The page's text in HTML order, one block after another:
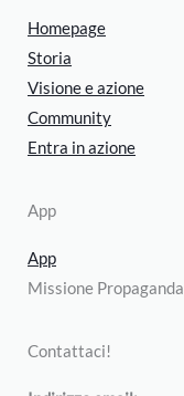
Homepage
Storia
Visione e azione
Community
Entra in azione
App
App
Missione Propaganda
Contattaci!